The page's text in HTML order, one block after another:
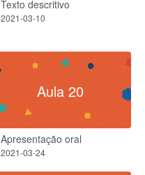
Texto descritivo
2021-03-10
Aula 20
Apresentação oral
2021-03-24